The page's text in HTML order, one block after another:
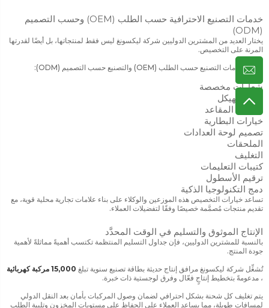
خدمات التصنيع الاحترافية حسب الطلب (OEM) وحسب التصميم
(ODM)
يختار العديد من المشترين الدوليين شركة ليكسونغ ليس فقط لمنتجاتها، بل أيضًا لقدرتها
المرنة على التخصيص.
تشمل خدمات التصنيع حسب الطلب (OEM) والتصنيع حسب التصميم (ODM):
شعارات مخصصة
ألوان الهيكل
ترتيبات المقاعد
خيارات البطارية
تصميم لوحة العدادات
الملحقات
التغليف
كتيبات التعليمات
ترقيم الأسطول
دمج التكنولوجيا الذكية
تساعد خيارات التخصيص هذه الموزعين والوكلاء على بناء علامات تجارية محلية قوية، مع
تقديم منتجات مُصمَّمة خصيصًا وفقًا لتفضيلات العملاء.
الإنتاج الموثوق والتسليم في الوقت المحدَّد
بالنسبة للمشترين الدوليين، فإن جداول التسليم المنتظمة تكتسب أهميةً مماثلةً لأهمية
جودة المنتج.
تُشغِّل شركة ليكسونغ مرافق إنتاج حديثة بطاقة تصنيع سنوية تبلغ 15,000 مركبة كهربائية
، مدعومةً بتخطيط إنتاجٍ فعّال وفرق لوجستية ذات خبرة.
يتم تغليف كل شحنة بشكل احترافي لضمان وصول المركبات بأمان بعد النقل الدولي
لمسافات طويلة، مما يساعد العملاء على الحفاظ على مستويات المخزون وتلبية الطلب